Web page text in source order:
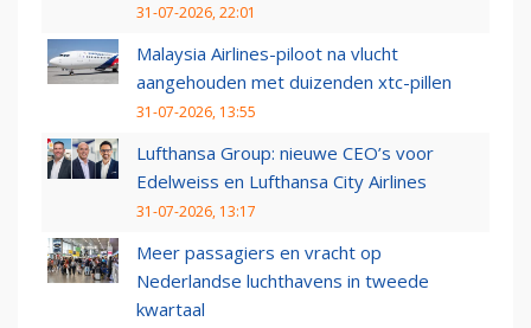
31-07-2026, 22:01
Malaysia Airlines-piloot na vlucht
aangehouden met duizenden xtc-pillen
31-07-2026, 13:55
Lufthansa Group: nieuwe CEO’s voor
Edelweiss en Lufthansa City Airlines
31-07-2026, 13:17
Meer passagiers en vracht op
Nederlandse luchthavens in tweede
kwartaal